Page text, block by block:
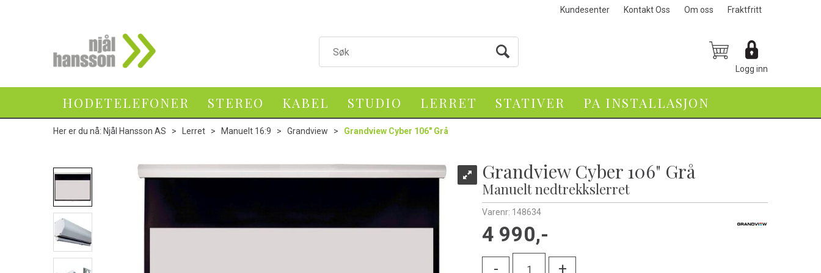
Kundesenter Kontakt Oss Om oss Fraktfritt
Logg inn
HODETELEFONER STEREO KABEL STUDIO LERRET STATIVER PA INSTALLASJON
Her er du nå: Njål Hansson AS > Lerret > Manuelt 16:9 > Grandview > Grandview Cyber 106" Grå
Grandview Cyber 106" Grå
Manuelt nedtrekkslerret
Varenr: 148634
4 990,-
- +